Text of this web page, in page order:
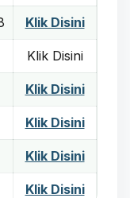
Klik Disini
Klik Disini
Klik Disini
Klik Disini
Klik Disini
Klik Disini